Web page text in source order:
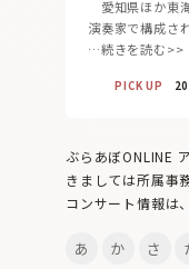
愛知県ほか東
演奏家で構成さ
…続きを読む>>
PICK UP
ぶらあぼONLINE
きましては所属事
コンサート情報は
あ か さ